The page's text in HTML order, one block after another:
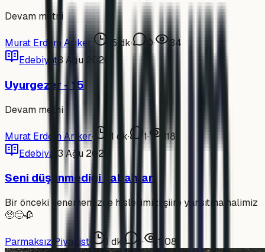
Devam metni
Murat Erdem Arıker· 15 dk· 0·
34
Edebiyat 3 Ağu 2026
Uyurgezer - 15
Devam metni
Murat Erdem Arıker· 11 dk· 1·
118
Edebiyat 3 Ağu 2026
Seni düşünmediği sabahlar
Bir önceki denememizde hislerimizi şiire yansıtma halimiz
🥺😔🥀
Parmaksız Piyanist· 1dk · 1108